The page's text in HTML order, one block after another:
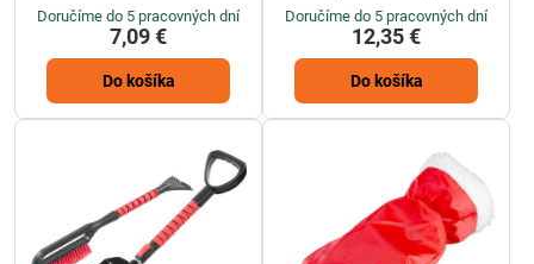
Doručíme do 5 pracovných dní
7,09 €
Do košíka
Doručíme do 5 pracovných dní
12,35 €
Do košíka